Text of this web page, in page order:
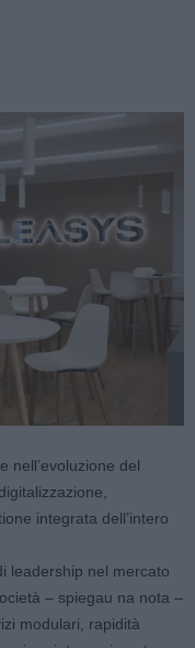
nell’evoluzione del
integrata dell’intero
leadership nel mercato
– spiegau na nota –
modulari, rapidità